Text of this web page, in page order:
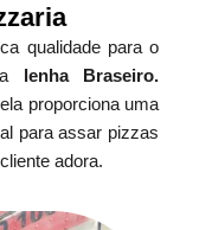
qualidade para o
lenha Braseiro.
proporciona uma
para assar pizzas
adora.